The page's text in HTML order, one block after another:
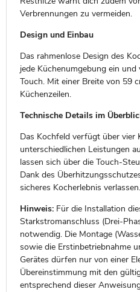
Verbrennungen zu vermeiden.
Design und Einbau
Das rahmenlose Design des
jede Küchenumgebung ein
Touch. Mit einer Breite von 59
Küchenzeilen.
Technische Details im
Das Kochfeld verfügt über vier
unterschiedlichen Leistungen
lassen sich über die Touch-
Dank des
sicheres Kocherlebnis verlassen.
Hinweis:Für die Installation
Starkstromanschluss (Drei-
notwendig. Die Montage
sowie die Erstinbetriebnahme
Gerätes dürfen nur von einer
Übereinstimmung mit den
entsprechend dieser